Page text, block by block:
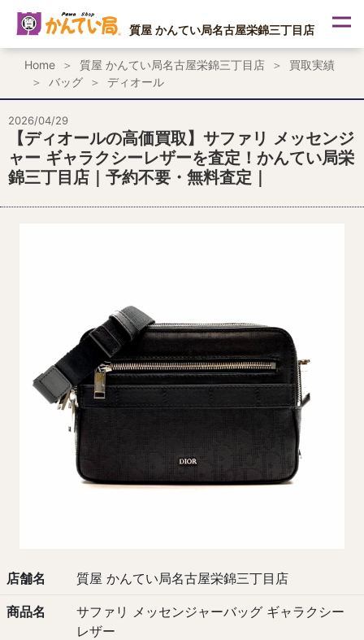
ス
プ
質屋 かんてい局名古屋栄錦三丁目店
Home 質屋 かんてい局名古屋栄錦三丁目店
買取実績
バッグ
ディオール
2026/04/29
【ディオールの高価買取】サファリ メッセンジ
ャー ギャラクシーレザーを査定！かんてい局栄
錦三丁目店｜予約不要・無料査定｜
店舗名 質屋 かんてい局名古屋栄錦三丁目店
商品名
サファリ メッセンジャーバッグ ギャラクシー
レザー